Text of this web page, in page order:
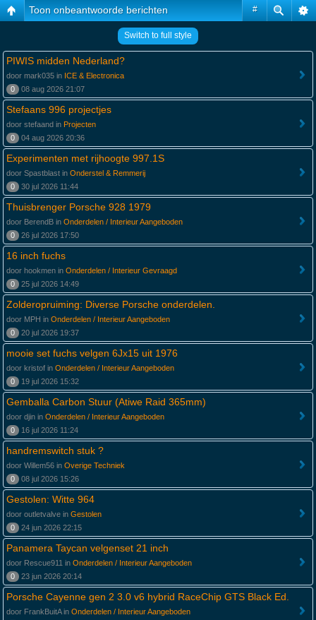
#
Toon onbeantwoorde berichten
Switch to full style
PIWIS midden Nederland?
door mark035 in ICE & Electronica
0
08 aug 2026 21:07
Stefaans 996 projectjes
door stefaand in Projecten
0
04 aug 2026 20:36
Experimenten met rijhoogte 997.1S
door Spastblast in Onderstel & Remmerij
0
30 jul 2026 11:44
Thuisbrenger Porsche 928 1979
door BerendB in Onderdelen / Interieur Aangeboden
0
26 jul 2026 17:50
16 inch fuchs
door hookmen in Onderdelen / Interieur Gevraagd
0
25 jul 2026 14:49
Zolderopruiming: Diverse Porsche onderdelen.
door MPH in Onderdelen / Interieur Aangeboden
0
20 jul 2026 19:37
mooie set fuchs velgen 6Jx15 uit 1976
door kristof in Onderdelen / Interieur Aangeboden
0
19 jul 2026 15:32
Gemballa Carbon Stuur (Atiwe Raid 365mm)
door djin in Onderdelen / Interieur Aangeboden
0
16 jul 2026 11:24
handremswitch stuk ?
door Willem56 in Overige Techniek
0
08 jul 2026 15:26
Gestolen: Witte 964
door outletvalve in Gestolen
0
24 jun 2026 22:15
Panamera Taycan velgenset 21 inch
door Rescue911 in Onderdelen / Interieur Aangeboden
0
23 jun 2026 20:14
Porsche Cayenne gen 2 3.0 v6 hybrid RaceChip GTS Black Ed.
door FrankBuitA in Onderdelen / Interieur Aangeboden